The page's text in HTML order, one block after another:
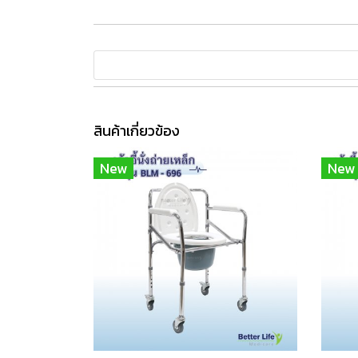
สินค้าเกี่ยวข้อง
New
New